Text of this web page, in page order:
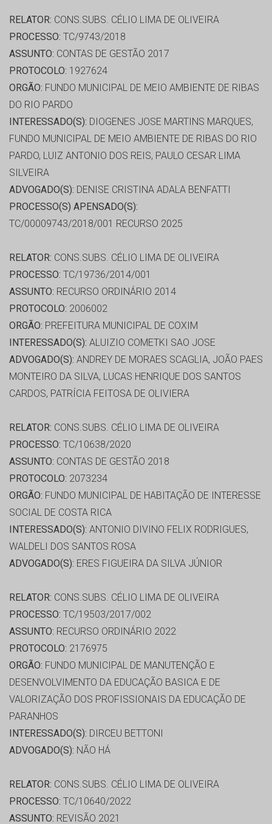
RELATOR: CONS.SUBS. CÉLIO LIMA DE OLIVEIRA
PROCESSO: TC/9743/2018
ASSUNTO: CONTAS DE GESTÃO 2017
PROTOCOLO: 1927624
ORGÃO: FUNDO MUNICIPAL DE MEIO AMBIENTE DE RIBAS
DO RIO PARDO
INTERESSADO(S): DIOGENES JOSE MARTINS MARQUES,
FUNDO MUNICIPAL DE MEIO AMBIENTE DE RIBAS DO RIO
PARDO, LUIZ ANTONIO DOS REIS, PAULO CESAR LIMA
SILVEIRA
ADVOGADO(S): DENISE CRISTINA ADALA BENFATTI
PROCESSO(S) APENSADO(S):
TC/00009743/2018/001 RECURSO 2025
RELATOR: CONS.SUBS. CÉLIO LIMA DE OLIVEIRA
PROCESSO: TC/19736/2014/001
ASSUNTO: RECURSO ORDINÁRIO 2014
PROTOCOLO: 2006002
ORGÃO: PREFEITURA MUNICIPAL DE COXIM
INTERESSADO(S): ALUIZIO COMETKI SAO JOSE
ADVOGADO(S): ANDREY DE MORAES SCAGLIA, JOÃO PAES
MONTEIRO DA SILVA, LUCAS HENRIQUE DOS SANTOS
CARDOS, PATRÍCIA FEITOSA DE OLIVIERA
RELATOR: CONS.SUBS. CÉLIO LIMA DE OLIVEIRA
PROCESSO: TC/10638/2020
ASSUNTO: CONTAS DE GESTÃO 2018
PROTOCOLO: 2073234
ORGÃO: FUNDO MUNICIPAL DE HABITAÇÃO DE INTERESSE
SOCIAL DE COSTA RICA
INTERESSADO(S): ANTONIO DIVINO FELIX RODRIGUES,
WALDELI DOS SANTOS ROSA
ADVOGADO(S): ERES FIGUEIRA DA SILVA JÚNIOR
RELATOR: CONS.SUBS. CÉLIO LIMA DE OLIVEIRA
PROCESSO: TC/19503/2017/002
ASSUNTO: RECURSO ORDINÁRIO 2022
PROTOCOLO: 2176975
ORGÃO: FUNDO MUNICIPAL DE MANUTENÇÃO E
DESENVOLVIMENTO DA EDUCAÇÃO BASICA E DE
VALORIZAÇÃO DOS PROFISSIONAIS DA EDUCAÇÃO DE
PARANHOS
INTERESSADO(S): DIRCEU BETTONI
ADVOGADO(S): NÃO HÁ
RELATOR: CONS.SUBS. CÉLIO LIMA DE OLIVEIRA
PROCESSO: TC/10640/2022
ASSUNTO: REVISÃO 2021